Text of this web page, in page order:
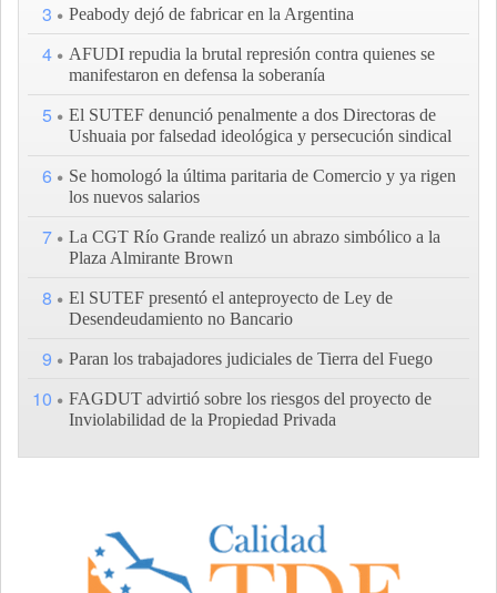
3 Peabody dejó de fabricar en la Argentina
4
AFUDI repudia la brutal represión contra quienes se
manifestaron en defensa la soberanía
5
El SUTEF denunció penalmente a dos Directoras de
Ushuaia por falsedad ideológica y persecución sindical
6
Se homologó la última paritaria de Comercio y ya rigen
los nuevos salarios
7
La CGT Río Grande realizó un abrazo simbólico a la
Plaza Almirante Brown
8
El SUTEF presentó el anteproyecto de Ley de
Desendeudamiento no Bancario
9 Paran los trabajadores judiciales de Tierra del Fuego
10
FAGDUT advirtió sobre los riesgos del proyecto de
Inviolabilidad de la Propiedad Privada